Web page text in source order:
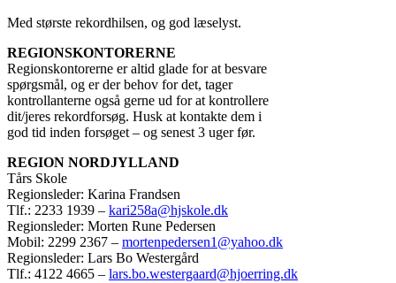
Med største rekordhilsen, og god læselyst.
REGIONSKONTORERNE
Regionskontorerne er altid glade for at besvare
spørgsmål, og er der behov for det, tager
kontrollanterne også gerne ud for at kontrollere
dit/jeres rekordforsøg. Husk at kontakte dem i
god tid inden forsøget – og senest 3 uger før.
REGION NORDJYLLAND
Tårs Skole
Regionsleder: Karina Frandsen
Tlf.: 2233 1939 – kari258a@hjskole.dk
Regionsleder: Morten Rune Pedersen
Mobil: 2299 2367 – mortenpedersen1@yahoo.dk
Regionsleder: Lars Bo Westergård
Tlf.: 4122 4665 – lars.bo.westergaard@hjoerring.dk